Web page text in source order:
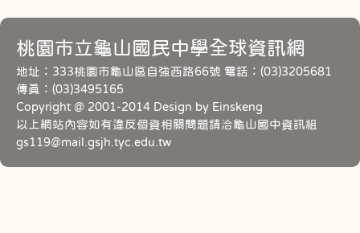
桃園市立龜山國民中學全球資訊網
地址：333桃園市龜山區自強西路66號 電話：(03)3205681
傳真：(03)3495165
Copyright @ 2001-2014 Design by Einskeng
以上網站內容如有違反個資相關問題請洽龜山國中資訊組
gs119@mail.gsjh.tyc.edu.tw